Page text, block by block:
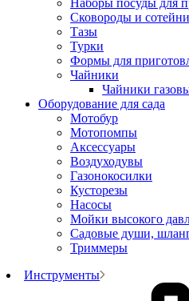
Наборы посуды для
Сковороды и
Тазы
Турки
Формы для
Чайники
Чайники
Оборудование для сада
Мотобур
Мотопомпы
Аксессуары
Воздуходувы
Газонокосилки
Кусторезы
Насосы
Мойки высокого
Садовые души,
Триммеры
Инструменты